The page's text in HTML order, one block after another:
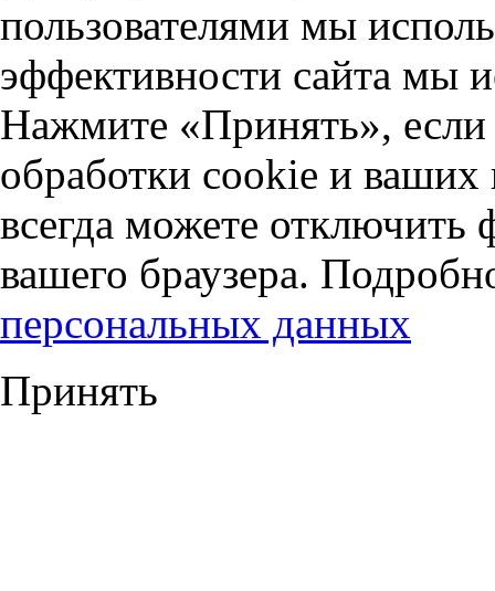
пользователями мы
эффективности сайта мы
Нажмите «Принять», если
обработки cookie и
всегда можете отключить
вашего браузера.
персональных данных
Принять